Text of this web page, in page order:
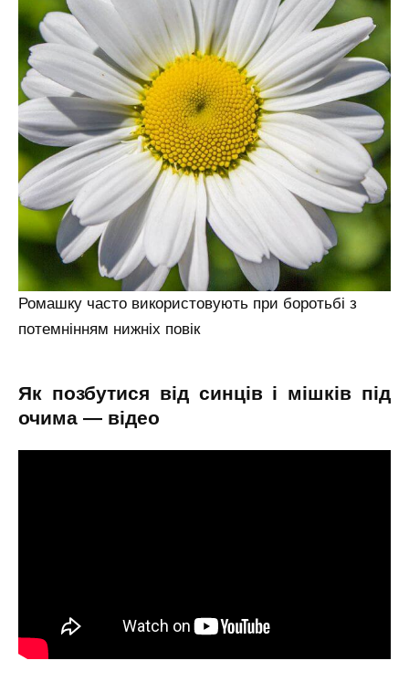
Ромашку часто використовують при боротьбі з
потемнінням нижніх повік
як позбутися від синців і мішків під
очима — відео